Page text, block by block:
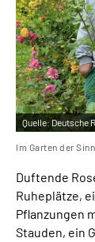
Quelle: Deutsche
Im Garten der
Duftende
Ruheplätze,
Pflanzungen
Stauden, ein